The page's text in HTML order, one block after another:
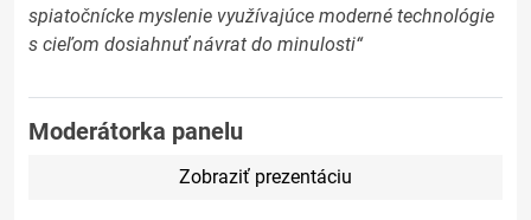
spiatočnícke myslenie využívajúce moderné technológie
s cieľom dosiahnuť návrat do minulosti“
Moderátorka panelu
Zobraziť prezentáciu